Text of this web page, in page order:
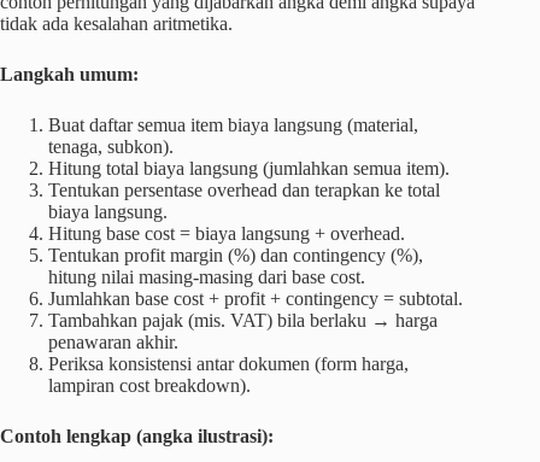
tidak ada kesalahan aritmetika.
Langkah umum:
Buat daftar semua item biaya langsung (material,
tenaga, subkon).
Hitung total biaya langsung (jumlahkan semua item).
Tentukan persentase overhead dan terapkan ke total
biaya langsung.
Hitung base cost = biaya langsung + overhead.
Tentukan profit margin (%) dan contingency (%),
hitung nilai masing-masing dari base cost.
Jumlahkan base cost + profit + contingency = subtotal.
Tambahkan pajak (mis. VAT) bila berlaku → harga
penawaran akhir.
Periksa konsistensi antar dokumen (form harga,
lampiran cost breakdown).
Contoh lengkap (angka ilustrasi):